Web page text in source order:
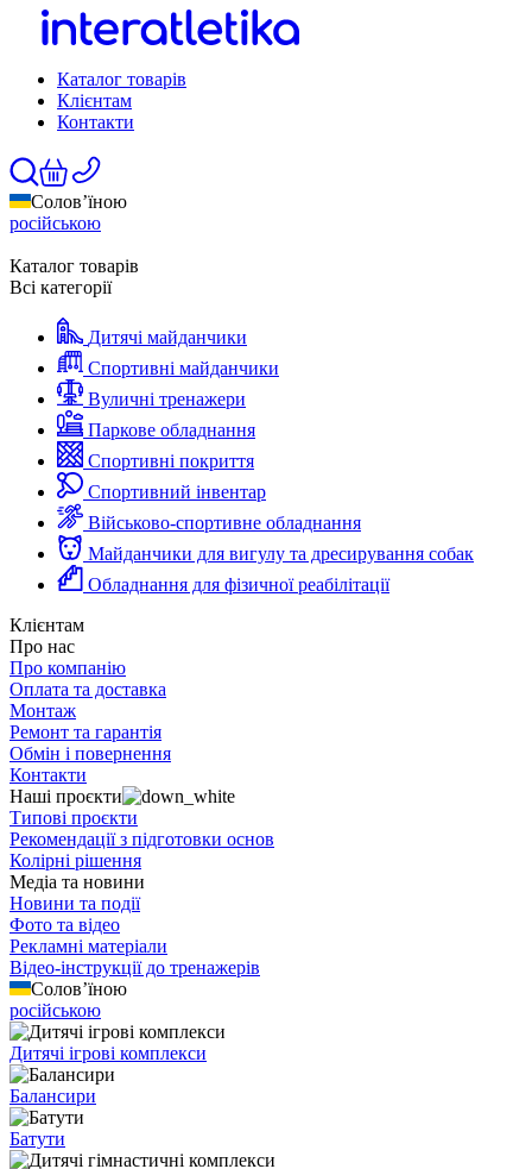
Каталог товарів
Клієнтам
Контакти
Солов’їною
російською
Каталог товарів
Всі категорії
Дитячі майданчики
Спортивні майданчики
Вуличні тренажери
Паркове обладнання
Спортивні покриття
Спортивний інвентар
Військово-спортивне обладнання
Майданчики для вигулу та дресирування собак
Обладнання для фізичної реабілітації
Клієнтам
Про нас
Про компанію
Оплата та доставка
Монтаж
Ремонт та гарантія
Обмін і повернення
Контакти
Наші проєкти
Типові проєкти
Рекомендації з підготовки основ
Колірні рішення
Медіа та новини
Новини та події
Фото та відео
Рекламні матеріали
Відео-інструкції до тренажерів
Солов’їною
російською
Дитячі ігрові комплекси
Балансири
Батути